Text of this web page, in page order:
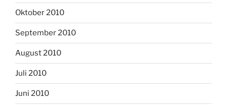
Oktober 2010
September 2010
August 2010
Juli 2010
Juni 2010